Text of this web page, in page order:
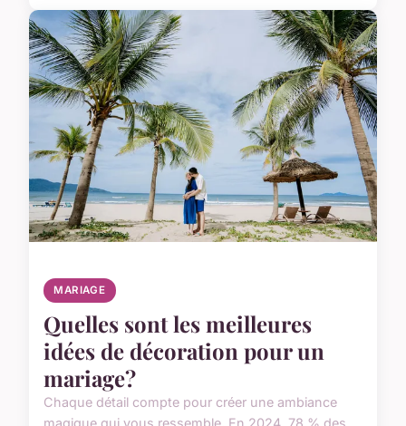
MARIAGE
Quelles sont les meilleures
idées de décoration pour un
mariage?
Chaque détail compte pour créer une ambiance
magique qui vous ressemble. En 2024, 78 % des